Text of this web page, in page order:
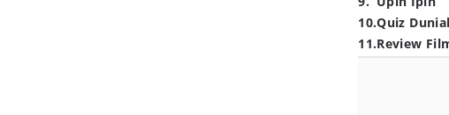
10.Quiz
11.Review